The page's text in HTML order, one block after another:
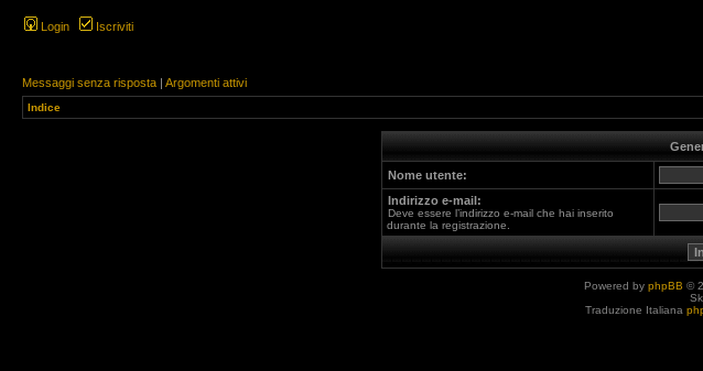
Login Iscriviti
Messaggi senza risposta | Argomenti attivi
Indice
Nome utente:
Indirizzo e-mail:
Deve essere l’indirizzo e-mail che hai inserito
durante la registrazione.
Powered by phpBB ©
Traduzione Italiana